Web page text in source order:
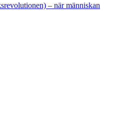
– när människan